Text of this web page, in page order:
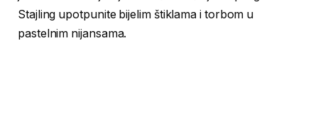
Stajling upotpunite bijelim štiklama i torbom u
pastelnim nijansama.